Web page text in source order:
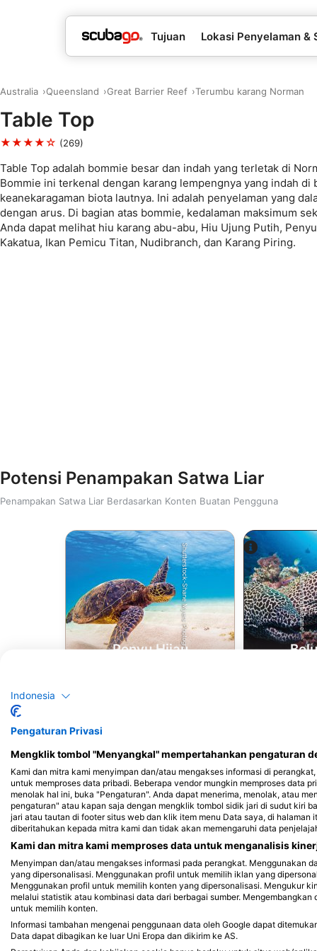
Tujuan Lokasi Penyelaman &
Australia Queensland Great Barrier Reef Terumbu karang Norman
Table Top
★★★★☆ (269)
Table Top adalah bommie besar dan indah yang terletak di
Bommie ini terkenal dengan karang lempengnya yang indah di
keanekaragaman biota lautnya. Ini adalah penyelaman yang
dengan arus. Di bagian atas bommie, kedalaman maksimum
Anda dapat melihat hiu karang abu-abu, Hiu Ujung Putih,
Kakatua, Ikan Pemicu Titan, Nudibranch, dan Karang Piring.
Potensi Penampakan Satwa Liar
Penampakan Satwa Liar Berdasarkan Konten Buatan Pengguna
Shutterstock-Shane Myers Photography
Penyu Hijau
J F M A M J J A S O N D
Alamy-WaterFrame
J F M A M
Pusat Penyelaman yang Melayani
Indonesia
Pengaturan Privasi
Mengklik tombol "Menyangkal" mempertahankan pengaturan
Kami dan mitra kami menyimpan dan/atau mengakses informasi di
untuk memproses data pribadi. Beberapa vendor mungkin memproses data
menolak hal ini, buka "Pengaturan". Anda dapat menerima, menolak, atau
pengaturan" atau kapan saja dengan mengklik tombol sidik jari di sudut kiri
jari atau tautan di footer situs web dan klik item menu Data saya, di halaman
diberitahukan kepada mitra kami dan tidak akan memengaruhi data
Kami dan mitra kami memproses data untuk menganalisis
Menyimpan dan/atau mengakses informasi pada perangkat. Menggunakan
yang dipersonalisasi. Menggunakan profil untuk memilih iklan yang
Menggunakan profil untuk memilih konten yang dipersonalisasi. Mengukur
melalui statistik atau kombinasi data dari berbagai sumber.
untuk memilih konten.
Informasi tambahan mengenai penggunaan data oleh Google dapat
Data dapat dibagikan ke luar Uni Eropa dan dikirim ke AS.